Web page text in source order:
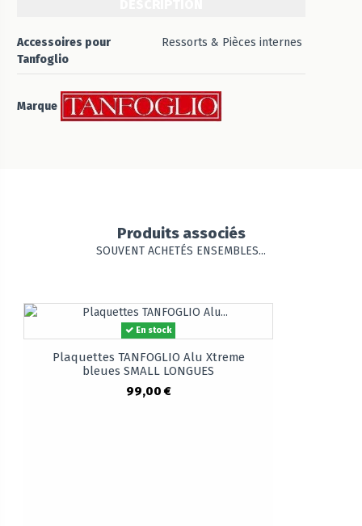
Accessoires pour
Tanfoglio
Ressorts & Pièces internes
Marque
Produits associés
SOUVENT ACHETÉS ENSEMBLES...
En stock
Plaquettes TANFOGLIO Alu Xtreme
bleues SMALL LONGUES
99,00 €